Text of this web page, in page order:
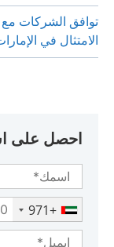
الامتثال في
احصل على
+971